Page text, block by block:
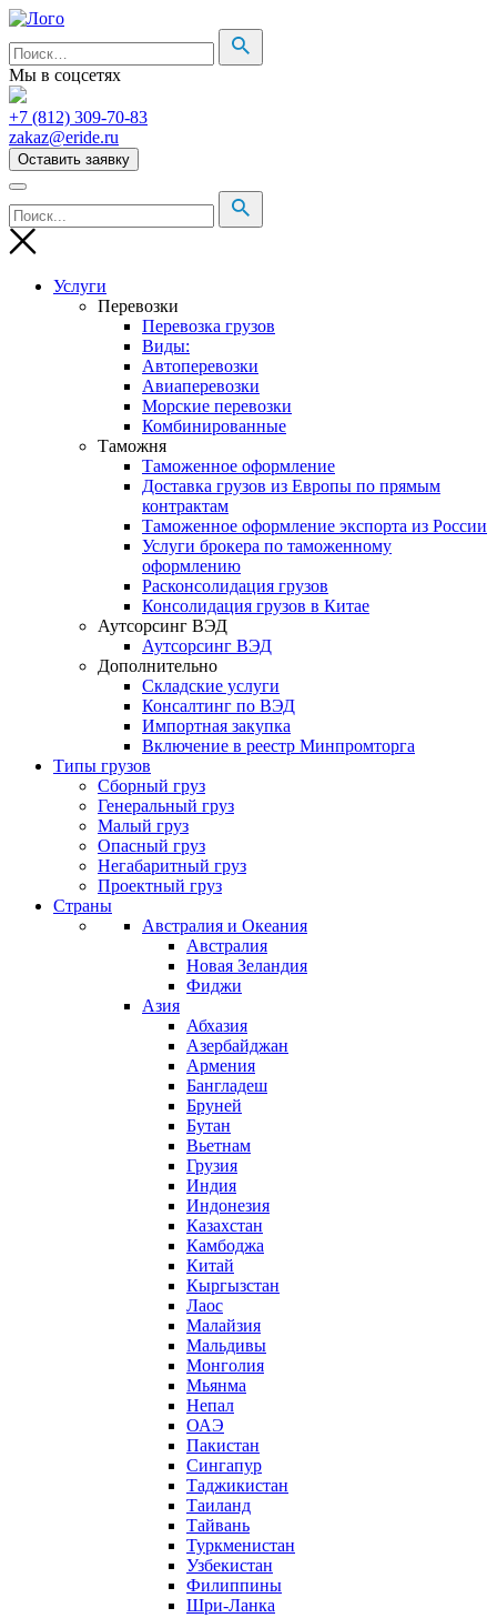
Мы в соцсетях
+7 (812) 309-70-83
zakaz@eride.ru
Оставить заявку
Услуги
Перевозки
Перевозка грузов
Виды:
Автоперевозки
Авиаперевозки
Морские перевозки
Комбинированные
Таможня
Таможенное оформление
Доставка грузов из Европы по прямым
контрактам
Таможенное оформление экспорта из России
Услуги брокера по таможенному
оформлению
Расконсолидация грузов
Консолидация грузов в Китае
Аутсорсинг ВЭД
Аутсорсинг ВЭД
Дополнительно
Складские услуги
Консалтинг по ВЭД
Импортная закупка
Включение в реестр Минпромторга
Типы грузов
Сборный груз
Генеральный груз
Малый груз
Опасный груз
Негабаритный груз
Проектный груз
Страны
Австралия и Океания
Австралия
Новая Зеландия
Фиджи
Азия
Абхазия
Азербайджан
Армения
Бангладеш
Бруней
Бутан
Вьетнам
Грузия
Индия
Индонезия
Казахстан
Камбоджа
Китай
Кыргызстан
Лаос
Малайзия
Мальдивы
Монголия
Мьянма
Непал
ОАЭ
Пакистан
Сингапур
Таджикистан
Таиланд
Тайвань
Туркменистан
Узбекистан
Филиппины
Шри-Ланка